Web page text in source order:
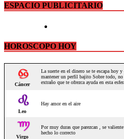
ESPACIO PUBLICITARIO
HOROSCOPO HOY